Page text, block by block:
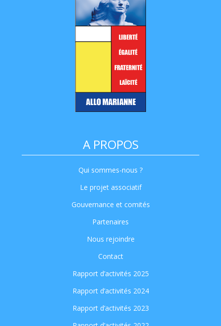
A PROPOS
Qui sommes-nous ?
Le projet associatif
Gouvernance et comités
Partenaires
Nous rejoindre
Contact
Rapport d’activités 2025
Rapport d’activités 2024
Rapport d’activités 2023